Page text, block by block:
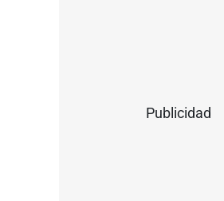
Publicidad